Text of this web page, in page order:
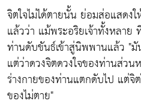
จิตใจไม่ได้ตายนั้น ย่อมส่อแสดงใ
แล้วว่า แม้พระอริยเจ้าทั้งหลาย
ท่านดับขันธ์เข้าสู่นิพพานแล้ว "
แต่ว่าดวงจิตดวงใจของท่านส่วน
ร่างกายของท่านแตกดับไป แต่จิ
ของไม่ตาย"